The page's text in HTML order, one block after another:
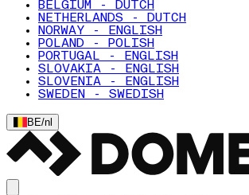
BELGIUM - DUTCH
NETHERLANDS - DUTCH
NORWAY - ENGLISH
POLAND - POLISH
PORTUGAL - ENGLISH
SLOVAKIA - ENGLISH
SLOVENIA - ENGLISH
SWEDEN - SWEDISH
BE/nl